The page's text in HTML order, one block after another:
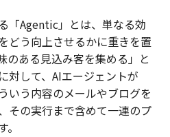
「Agentic」とは、単なる効
どう向上させるかに重きを置
のある見込み客を集める」と
対して、AIエージェントが
いう内容のメールやブログを
その実行まで含めて一連のプ